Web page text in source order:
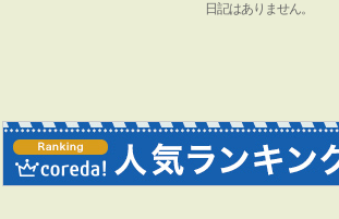
日記はありません。